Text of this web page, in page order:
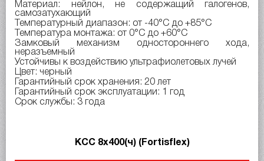
Материал: нейлон, не содержащий галогенов,
самозатухающий
Температурный диапазон: от -40°C до +85°C
Температура монтажа: от 0°C до +60°C
Замковый механизм одностороннего хода,
неразъемный
Устойчивы к воздействию ультрафиолетовых лучей
Цвет: черный
Гарантийный срок хранения: 20 лет
Гарантийный срок эксплуатации: 1 год
Срок службы: 3 года
КСС 8x400(ч) (Fortisflex)